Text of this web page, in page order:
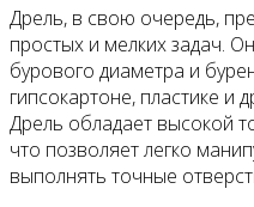
Дрель, в свою очередь,
простых и мелких задач.
бурового диаметра и
гипсокартоне, пластике и
Дрель обладает высокой
что позволяет легко
выполнять точные